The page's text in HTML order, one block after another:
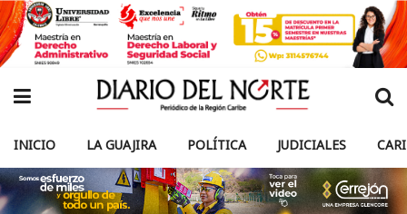
INICIO LA GUAJIRA POLÍTICA JUDICIALES